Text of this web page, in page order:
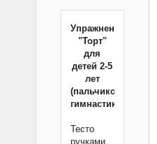
Упражнение
"Торт"
для
детей 2-5
лет
(пальчиковая
гимнастика)
Тесто